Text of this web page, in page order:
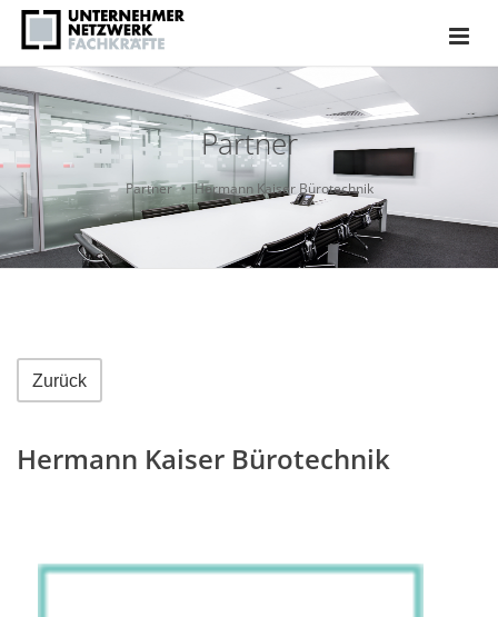
Partner
Partner Hermann Kaiser Bürotechnik
Zurück
Hermann Kaiser Bürotechnik